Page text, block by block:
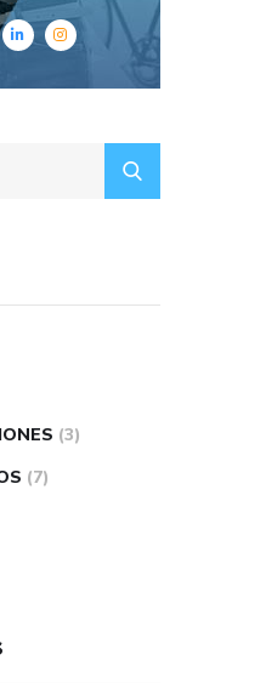
(3)
(7)